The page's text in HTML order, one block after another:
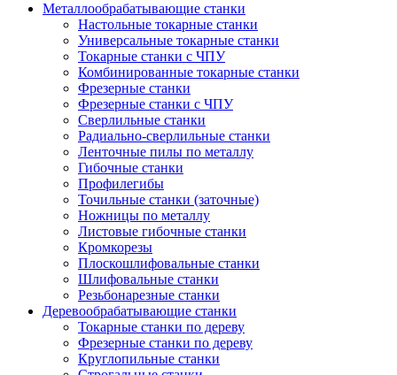
Металлообрабатывающие станки
Настольные токарные станки
Универсальные токарные станки
Токарные станки с ЧПУ
Комбинированные токарные станки
Фрезерные станки
Фрезерные станки с ЧПУ
Сверлильные станки
Радиально-сверлильные станки
Ленточные пилы по металлу
Гибочные станки
Профилегибы
Точильные станки (заточные)
Ножницы по металлу
Листовые гибочные станки
Кромкорезы
Плоскошлифовальные станки
Шлифовальные станки
Резьбонарезные станки
Деревообрабатывающие станки
Токарные станки по дереву
Фрезерные станки по дереву
Круглопильные станки